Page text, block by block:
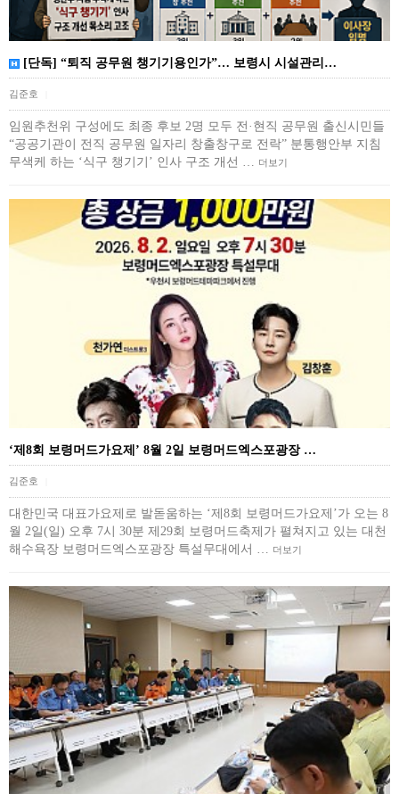
[단독] “퇴직 공무원 챙기기용인가”… 보령시 시설관리…
김준호
임원추천위 구성에도 최종 후보 2명 모두 전·현직 공무원 출신시민들
“공공기관이 전직 공무원 일자리 창출창구로 전락” 분통행안부 지침
무색케 하는 ‘식구 챙기기’ 인사 구조 개선 … 더보기
‘제8회 보령머드가요제’ 8월 2일 보령머드엑스포광장 …
김준호
대한민국 대표가요제로 발돋움하는 ‘제8회 보령머드가요제’가 오는 8
월 2일(일) 오후 7시 30분 제29회 보령머드축제가 펼쳐지고 있는 대천
해수욕장 보령머드엑스포광장 특설무대에서 … 더보기